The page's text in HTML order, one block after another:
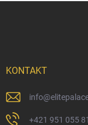
KONTAKT
info@
+421 951 055